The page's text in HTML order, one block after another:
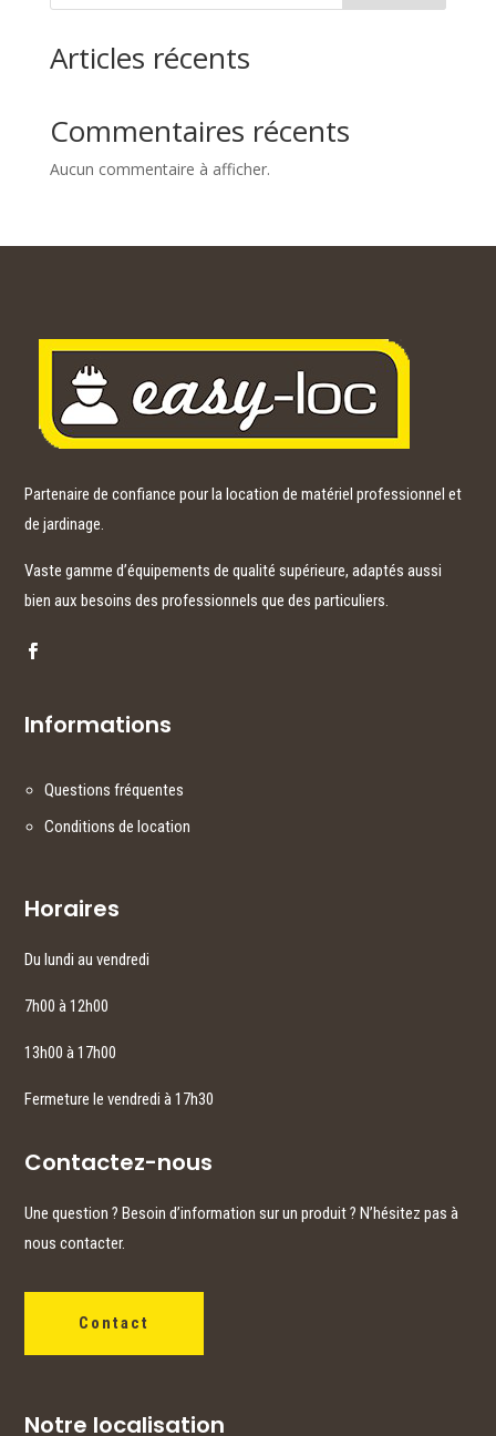
Articles récents
Commentaires récents
Aucun commentaire à afficher.
Partenaire de confiance pour la location de matériel professionnel et
de jardinage.
Vaste gamme d’équipements de qualité supérieure, adaptés aussi
bien aux besoins des professionnels que des particuliers.
Informations
Questions fréquentes
Conditions de location
Horaires
Du lundi au vendredi
7h00 à 12h00
13h00 à 17h00
Fermeture le vendredi à 17h30
Contactez-nous
Une question ? Besoin d’information sur un produit ? N’hésitez pas à
nous contacter.
Contact
Notre localisation